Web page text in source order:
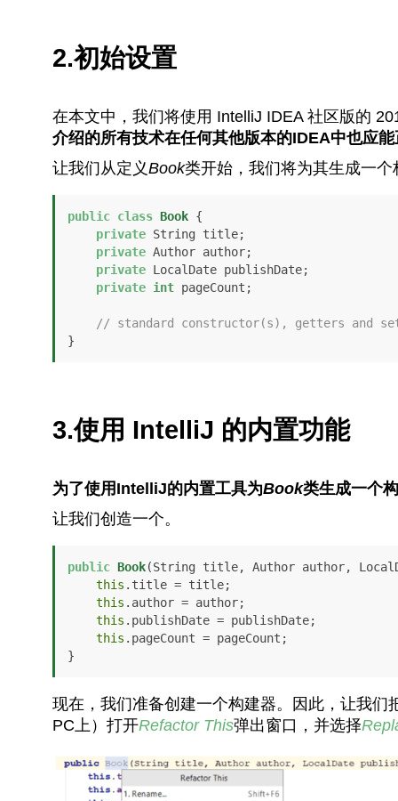
2.初始设置
在本文中，我们将使用 IntelliJ IDEA 社区版的
介绍的所有技术在任何其他版本的IDEA中也应
让我们从定义Book类开始，我们将为其生成一个
public class Book {
private String title;
private Author author;
private LocalDate publishDate;
private int pageCount;
// standard constructor(s), getters and
}
3.使用 IntelliJ 的内置功能
为了使用IntelliJ的内置工具为Book类生成一个
让我们创造一个。
public Book(String title, Author author,
this .title = title;
this .author = author;
this .publishDate = publishDate;
this .pageCount = pageCount;
}
现在，我们准备创建一个构建器。因此，让我们
PC上）打开Refactor This弹出窗口，并选择